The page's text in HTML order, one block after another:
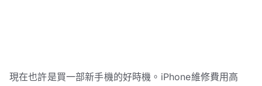
現在也許是買一部新手機的好時機。iPhone維修費用高